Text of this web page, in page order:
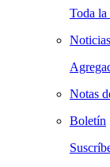
Toda la
Notas
Boletín